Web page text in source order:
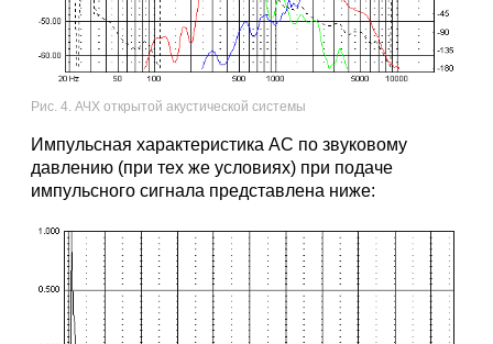
Рис. 4. АЧХ открытой акустической системы
Импульсная характеристика АС по звуковому
давлению (при тех же условиях) при подаче
импульсного сигнала представлена ниже: